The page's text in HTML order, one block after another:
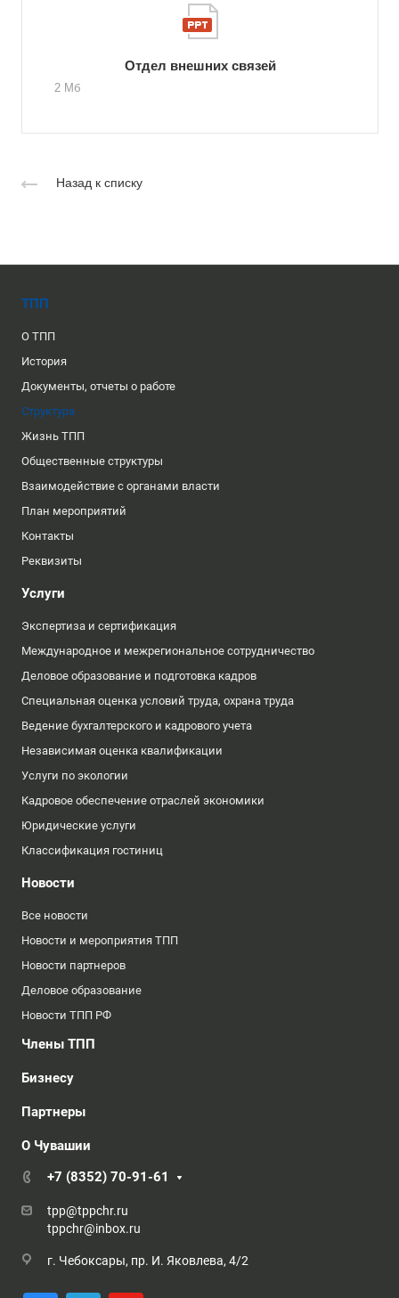
Отдел внешних связей
2 Мб
Назад к списку
ТПП
О ТПП
История
Документы, отчеты о работе
Структура
Жизнь ТПП
Общественные структуры
Взаимодействие с органами власти
План мероприятий
Контакты
Реквизиты
Услуги
Экспертиза и сертификация
Международное и межрегиональное сотрудничество
Деловое образование и подготовка кадров
Специальная оценка условий труда, охрана труда
Ведение бухгалтерского и кадрового учета
Независимая оценка квалификации
Услуги по экологии
Кадровое обеспечение отраслей экономики
Юридические услуги
Классификация гостиниц
Новости
Все новости
Новости и мероприятия ТПП
Новости партнеров
Деловое образование
Новости ТПП РФ
Члены ТПП
Бизнесу
Партнеры
О Чувашии
+7 (8352) 70-91-61
tpp@tppchr.ru
tppchr@inbox.ru
г. Чебоксары, пр. И. Яковлева, 4/2